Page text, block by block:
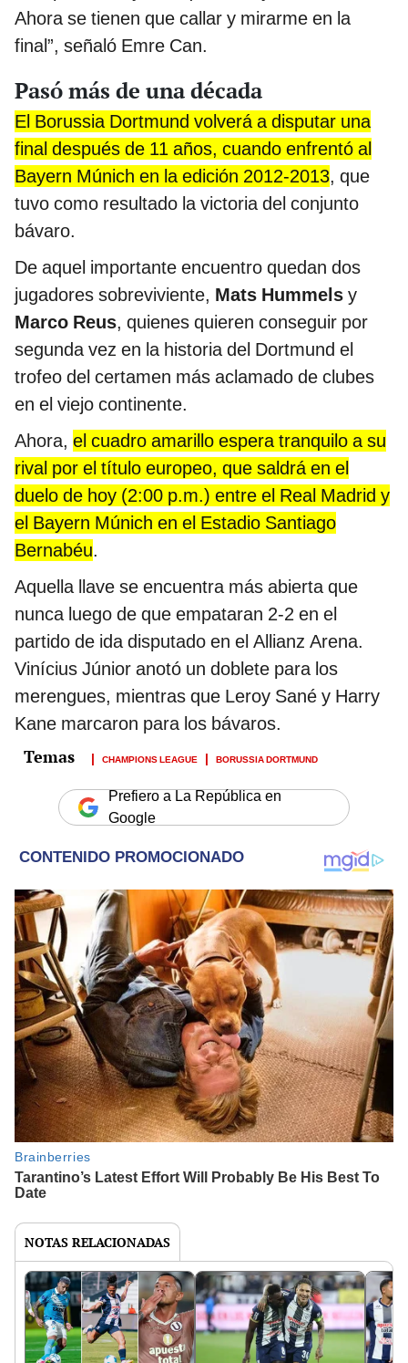
Ahora se tienen que callar y mirarme en la
final”, señaló Emre Can.
Pasó más de una década
El Borussia Dortmund volverá a disputar una
final después de 11 años, cuando enfrentó al
Bayern Múnich en la edición 2012-2013, que
tuvo como resultado la victoria del conjunto
bávaro.
De aquel importante encuentro quedan dos
jugadores sobreviviente, Mats Hummels y
Marco Reus, quienes quieren conseguir por
segunda vez en la historia del Dortmund el
trofeo del certamen más aclamado de clubes
en el viejo continente.
Ahora, el cuadro amarillo espera tranquilo a su
rival por el título europeo, que saldrá en el
duelo de hoy (2:00 p.m.) entre el Real Madrid y
el Bayern Múnich en el Estadio Santiago
Bernabéu.
Aquella llave se encuentra más abierta que
nunca luego de que empataran 2-2 en el
partido de ida disputado en el Allianz Arena.
Vinícius Júnior anotó un doblete para los
merengues, mientras que Leroy Sané y Harry
Kane marcaron para los bávaros.
CHAMPIONS LEAGUE BORUSSIA DORTMUND
Prefiero a La República en
Google
NOTAS RELACIONADAS